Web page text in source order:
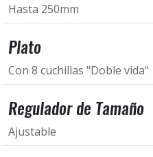
Hasta 250mm
Plato
Con 8 cuchillas "Doble vida"
Regulador de Tamaño
Ajustable